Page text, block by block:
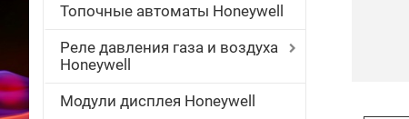
Топочные автоматы Honeywell
Реле давления газа и воздуха
Honeywell
Модули дисплея Honeywell